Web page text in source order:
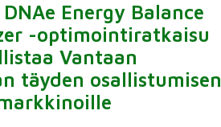
Energy Balance
-optimointiratkaisu
Vantaan
täyden osallistumisen